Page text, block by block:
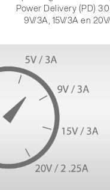
Power Delivery (PD)
9V/3A, 15V/3A en